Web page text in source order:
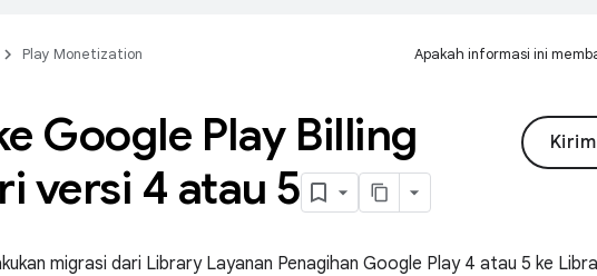
Play Monetization Apakah informasi ini
Google Play Billing
versi 4 atau 5
migrasi dari Library Layanan Penagihan Google Play 4 atau 5 ke